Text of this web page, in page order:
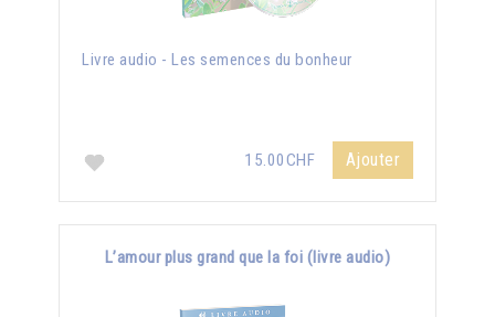
Livre audio - Les semences du bonheur
15.00CHF Ajouter
L’amour plus grand que la foi (livre audio)